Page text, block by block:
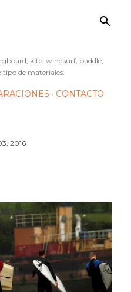
kite, windsurf, paddle,
tipo de materiales.
CONTACTO
2016